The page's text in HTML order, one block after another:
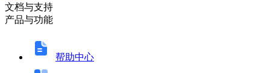
文档与支持
产品与功能
帮助中心